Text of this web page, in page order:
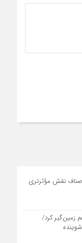
نقش مؤثرتری
زمین‌گیر کرد/
شوینده